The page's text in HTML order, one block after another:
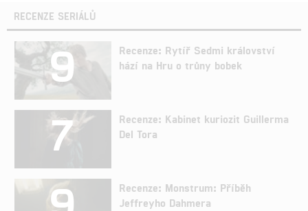
RECENZE SERIÁLŮ
9
Recenze: Rytíř Sedmi království
hází na Hru o trůny bobek
7
Recenze: Kabinet kuriozit Guillerma
Del Tora
Recenze: Monstrum: Příběh
Jeffreyho Dahmera